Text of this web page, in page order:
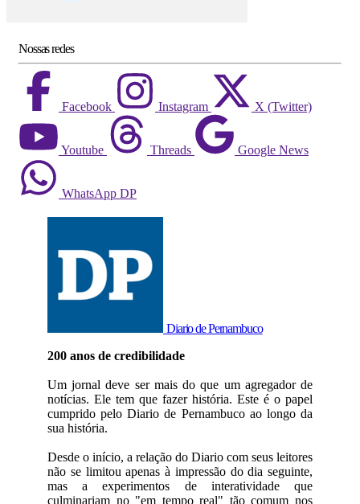
Nossas redes
Facebook Instagram X (Twitter)
Youtube Threads Google News
WhatsApp DP
Diario de Pernambuco
200 anos de credibilidade
Um jornal deve ser mais do que um agregador de
notícias. Ele tem que fazer história. Este é o papel
cumprido pelo Diario de Pernambuco ao longo da
sua história.
Desde o início, a relação do Diario com seus leitores
não se limitou apenas à impressão do dia seguinte,
mas a experimentos de interatividade que
culminariam no "em tempo real" tão comum nos